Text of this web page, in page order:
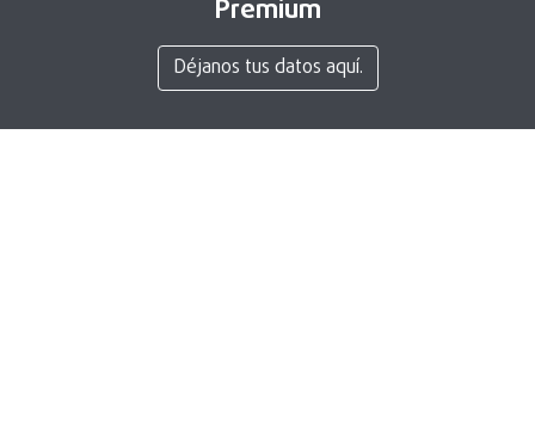
Premium
Déjanos tus datos aquí.